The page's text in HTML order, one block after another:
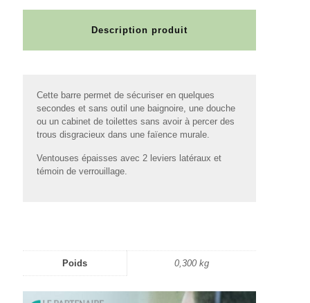
Description produit
Cette barre permet de sécuriser en quelques
secondes et sans outil une baignoire, une douche
ou un cabinet de toilettes sans avoir à percer des
trous disgracieux dans une faïence murale.
Ventouses épaisses avec 2 leviers latéraux et
témoin de verrouillage.
Poids 0,300 kg